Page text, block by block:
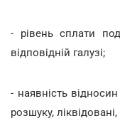
- рівень сплати
відповідній галузі;
- наявність
розшуку,